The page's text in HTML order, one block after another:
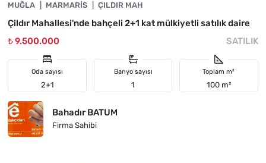
YATIRIMA UYGUN
MUĞLA MARMARIS ÇILDIR MAH
Çildır Mahallesi'nde bahçeli 2+1 kat mülkiyetli satılık daire
₺ 9.500.000
SATILIK
Oda sayısı
2+1
Banyo sayısı
1
Toplam m²
100 m²
Bahadır BATUM
Firma Sahibi